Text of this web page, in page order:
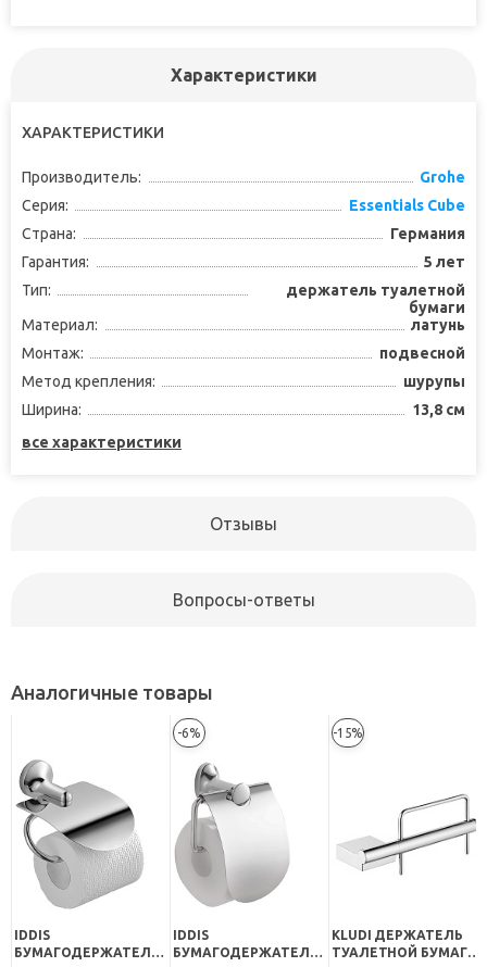
Характеристики
ХАРАКТЕРИСТИКИ
Производитель:
Grohe
Серия:
Essentials Cube
Страна:
Германия
Гарантия:
5 лет
Тип:
держатель туалетной
бумаги
Материал:
латунь
Монтаж:
подвесной
Метод крепления:
шурупы
Ширина:
13,8 см
все характеристики
Отзывы
Вопросы-ответы
Аналогичные товары
IDDIS
БУМАГОДЕРЖАТЕЛЬ
-6%
IDDIS
БУМАГОДЕРЖАТЕЛЬ
-15%
KLUDI ДЕРЖАТЕЛЬ
ТУАЛЕТНОЙ БУМАГИ